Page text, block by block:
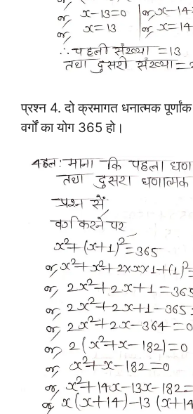
प्रश्न 4.दो क्रमागत धनात्मक
वर्गों का योग 365 हो।